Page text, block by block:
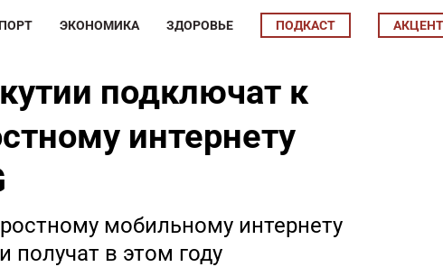
ЭКОНОМИКА ЗДОРОВЬЕ ПОДКАСТ АКЦЕНТ
подключат к
интернету
мобильному интернету
получат в этом году